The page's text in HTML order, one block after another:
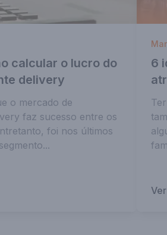
calcular o lucro do
delivery
o mercado de
faz sucesso entre os
foi nos últimos
6